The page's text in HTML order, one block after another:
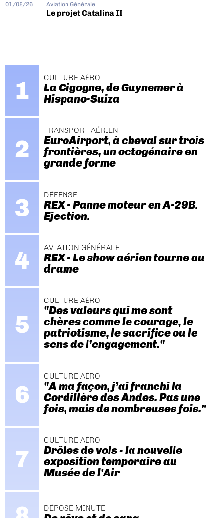
01/08/26 Aviation Générale
Le projet Catalina II
CULTURE AÉRO
La Cigogne, de Guynemer à
Hispano-Suiza
TRANSPORT AÉRIEN
EuroAirport, à cheval sur trois
frontières, un octogénaire en
grande forme
DÉFENSE
REX - Panne moteur en A-29B.
Ejection.
AVIATION GÉNÉRALE
REX - Le show aérien tourne au
drame
CULTURE AÉRO
"Des valeurs qui me sont
chères comme le courage, le
patriotisme, le sacrifice ou le
sens de l’engagement."
CULTURE AÉRO
"A ma façon, j’ai franchi la
Cordillère des Andes. Pas une
fois, mais de nombreuses fois."
CULTURE AÉRO
Drôles de vols - la nouvelle
exposition temporaire au
Musée de l'Air
DÉPOSE MINUTE